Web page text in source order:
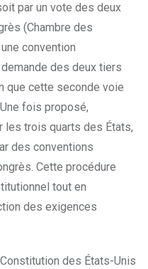
par un vote des deux
(Chambre des
convention
des deux tiers
que cette seconde voie
fois proposé,
les trois quarts des États,
des conventions
Cette procédure
tout en
des exigences
des États-Unis